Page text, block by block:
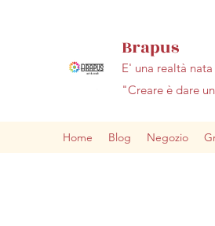
Brapus
E' una realtà
"Creare è dare
Home Blog Negozio